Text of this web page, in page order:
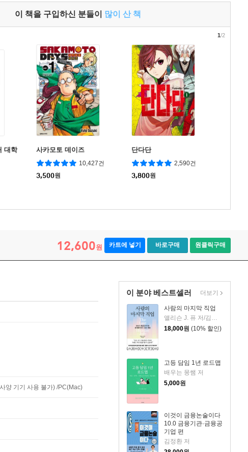
이 책을 구입하신 분들이 많이 산 책
대학
사카모토 데이즈
10,427건
3,500원
단다단
2,590건
3,800원
1/2
12,600원 카트에 넣기 바로구매 원클릭구매
이 분야 베스트셀러
사람의 마지막 직업
18,000원 (10% 할인)
고등 담임 1년 로드맵
배우는 몽쌤 저
5,000원
이것이 금융논술이다
10.0 금융기관·금융공
기업 편
김정환 저
더보기
양 기기 사용 불가) /PC(Mac)